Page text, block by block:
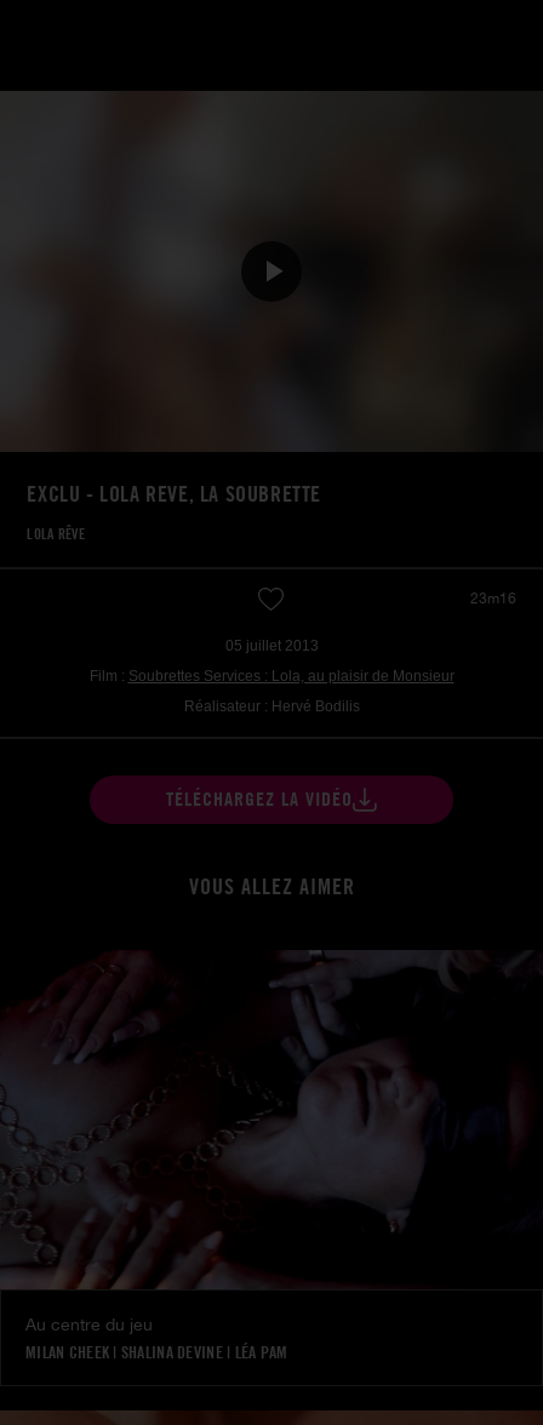
EXCLU - LOLA REVE, LA SOUBRETTE
LOLA RÊVE
23m16
05 juillet 2013
Film : Soubrettes Services : Lola, au plaisir de Monsieur
Réalisateur : Hervé Bodilis
TÉLÉCHARGEZ LA VIDÉO
VOUS ALLEZ AIMER
Au centre du jeu
MILAN CHEEK | SHALINA DEVINE| LÉA PAM